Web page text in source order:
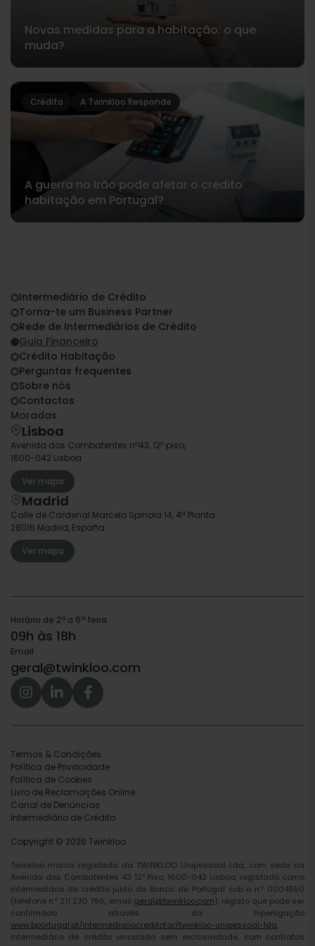
Novas medidas para a habitação: o que
muda?
Crédito A Twinkloo Responde
A guerra no Irão pode afetar o crédito
habitação em Portugal?
Intermediário de Crédito
Torna-te um Business Partner
Rede de Intermediários de Crédito
Guia Financeiro
Crédito Habitação
Perguntas frequentes
Sobre nós
Contactos
Moradas
Lisboa
Avenida dos Combatentes nº43, 12º piso,
1600-042 Lisboa
Ver mapa
Madrid
Calle de Cardenal Marcelo Spinola 14, 4ª Planta
28016 Madrid, España
Ver mapa
Horário de 2ª a 6ª feira
09h às 18h
Email
geral@twinkloo.com
Termos & Condições
Política de Privacidade
Política de Cookies
Livro de Reclamações Online
Canal de Denúncias
Intermediário de Crédito
Copyright © 2026 Twinkloo
Twinkloo marca registada da TWINKLOO Unipessoal Lda, com sede na
Avenida dos Combatentes 43 12º Piso, 1600-042 Lisboa, registado como
intermediário de crédito junto do Banco de Portugal sob o n.º 0004550
(telefone n.º 211 230 799; email geral@twinkloo.com), registo que pode ser
confirmado através da hiperligação
www.bportugal.pt/intermediariocreditofar/twinkloo-unipessoal-lda,
intermediário de crédito vinculado sem exclusividade, com contratos